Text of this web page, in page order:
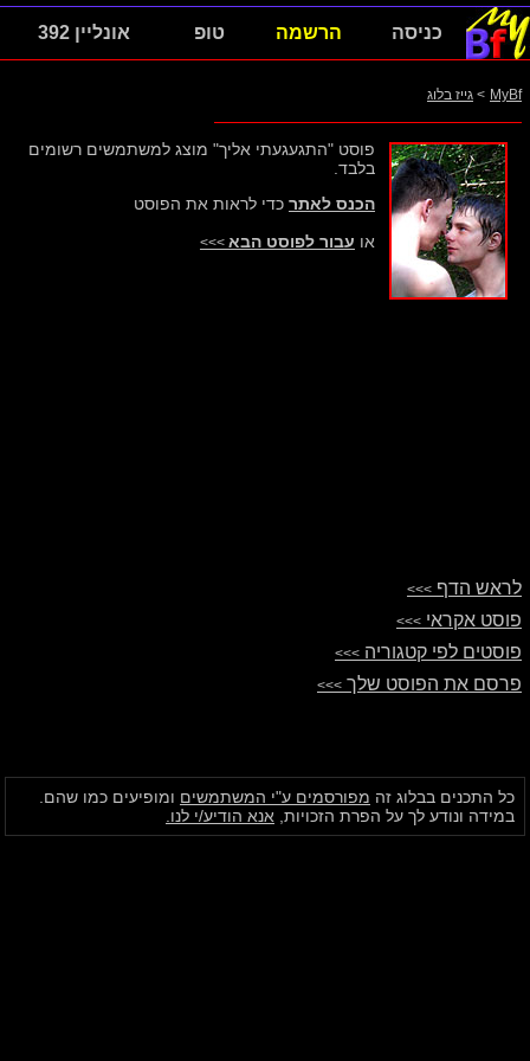
כניסה הרשמה טופ אונליין 392
MyBf
> גייז בלוג
פוסט "התגעגעתי אליך" מוצג למשתמשים רשומים
בלבד.
הכנס לאתר כדי לראות את הפוסט
או עבור לפוסט הבא >>>
לראש הדף >>>
פוסט אקראי >>>
פוסטים לפי קטגוריה >>>
פרסם את הפוסט שלך >>>
כל התכנים בבלוג זה מפורסמים ע"י המשתמשים ומופיעים כמו שהם.
במידה ונודע לך על הפרת הזכויות, אנא הודיע/י לנו.